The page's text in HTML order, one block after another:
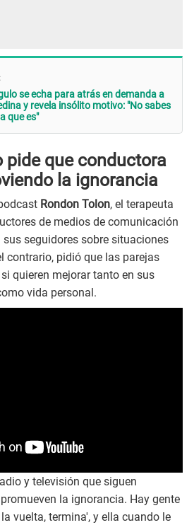
se echa para atrás en demanda a
y revela insólito motivo: "No sabes
que es"
pide que conductora
la ignorancia
Rondon Tolon, el terapeuta
de medios de comunicación
seguidores sobre situaciones
contrario, pidió que las parejas
quieren mejorar tanto en sus
vida personal.
y televisión que siguen
la ignorancia. Hay gente
vuelta, termina', y ella cuando le